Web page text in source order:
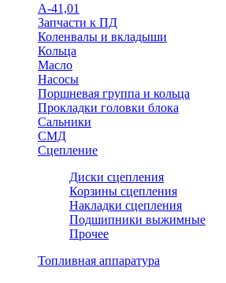
А-41,01
Запчасти к ПД
Коленвалы и вкладыши
Кольца
Масло
Насосы
Поршневая группа и кольца
Прокладки головки блока
Сальники
СМД
Сцепление
Диски сцепления
Корзины сцепления
Накладки сцепления
Подшипники выжимные
Прочее
Топливная аппаратура